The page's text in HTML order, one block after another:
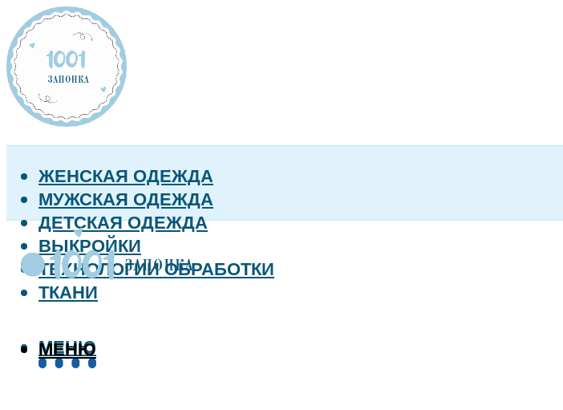
ЖЕНСКАЯ ОДЕЖДА
МУЖСКАЯ ОДЕЖДА
ДЕТСКАЯ ОДЕЖДА
ВЫКРОЙКИ
ТЕХНОЛОГИИ ОБРАБОТКИ
ТКАНИ
МЕНЮ
МЕНЮ